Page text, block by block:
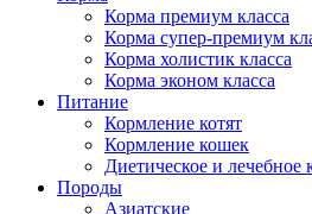
Корма премиум класса
Корма супер-премиум
Корма холистик класса
Корма эконом класса
Питание
Кормление котят
Кормление кошек
Диетическое и лечебное
Породы
Азиатские